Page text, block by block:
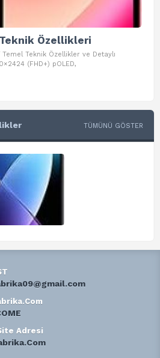
Özellikleri
Teknik Özellikler ve Detaylı
(FHD+) pOLED,
TÜMÜNÜ GÖSTER
Adresi